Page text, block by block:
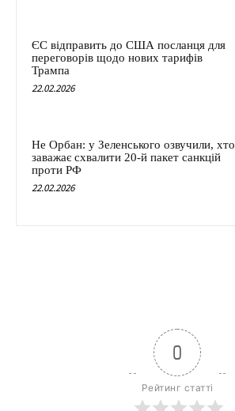
ЄС відправить до США посланця для
переговорів щодо нових тарифів
Трампа
22.02.2026
Не Орбан: у Зеленського озвучили, хто
заважає схвалити 20-й пакет санкцій
проти РФ
22.02.2026
0
Рейтинг статті